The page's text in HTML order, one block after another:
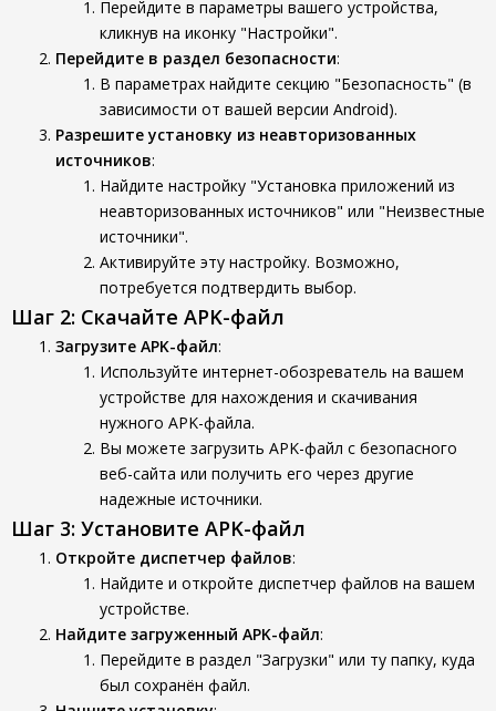
Перейдите в параметры вашего устройства,
кликнув на иконку "Настройки".
Перейдите в раздел безопасности:
В параметрах найдите секцию "Безопасность" (в
зависимости от вашей версии Android).
Разрешите установку из неавторизованных
источников:
Найдите настройку "Установка приложений из
неавторизованных источников" или "Неизвестные
источники".
Активируйте эту настройку. Возможно,
потребуется подтвердить выбор.
Шаг 2: Скачайте APK-файл
Загрузите APK-файл:
Используйте интернет-обозреватель на вашем
устройстве для нахождения и скачивания
нужного APK-файла.
Вы можете загрузить APK-файл с безопасного
веб-сайта или получить его через другие
надежные источники.
Шаг 3: Установите APK-файл
Откройте диспетчер файлов:
Найдите и откройте диспетчер файлов на вашем
устройстве.
Найдите загруженный APK-файл:
Перейдите в раздел "Загрузки" или ту папку, куда
был сохранён файл.